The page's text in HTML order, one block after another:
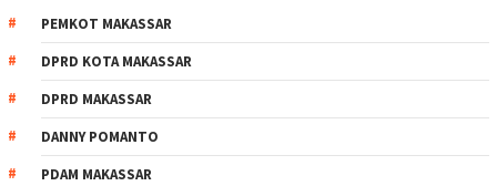
PEMKOT MAKASSAR
DPRD KOTA MAKASSAR
DPRD MAKASSAR
DANNY POMANTO
PDAM MAKASSAR